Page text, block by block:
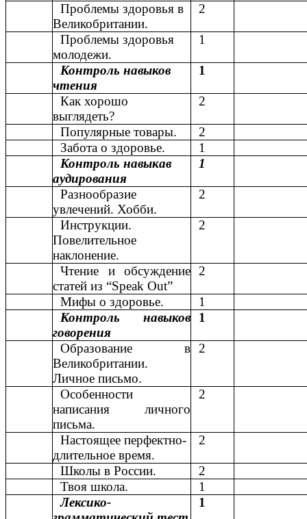
Проблемы здоровья в
Великобритании.
2
Проблемы здоровья
молодежи.
1
Контроль навыков
чтения
1
Как хорошо
выглядеть?
2
Популярные товары.
2
Забота о здоровье.
1
Контроль навыкав
аудирования
1
Разнообразие
увлечений. Хобби.
2
Инструкции.
Повелительное
наклонение.
2
Чтение и обсуждение
статей из “Speak Out”
2
Мифы о здоровье.
1
Контроль навыков
говорения
1
Образование в
Великобритании.
Личное письмо.
2
Особенности
написания личного
письма.
2
Настоящее перфектно-
длительное время.
2
Школы в России.
2
Твоя школа.
1
Лексико-
1